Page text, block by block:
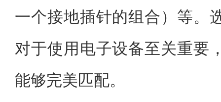
一个接地插针的组合）等。
对于使用电子设备至关重要
能够完美匹配。